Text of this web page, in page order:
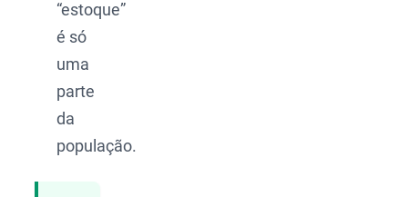
“estoque”
é só
uma
parte
da
população.